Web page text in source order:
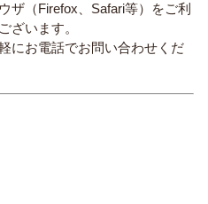
ザ（Firefox、Safari等）をご利
ざいます。
にお電話でお問い合わせくだ